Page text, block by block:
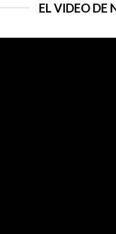
EL VIDEO DE